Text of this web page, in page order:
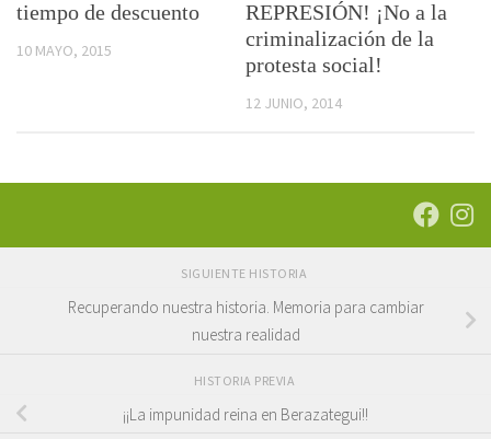
tiempo de descuento
10 MAYO, 2015
REPRESIÓN! ¡No a la
criminalización de la
protesta social!
12 JUNIO, 2014
SIGUIENTE HISTORIA
Recuperando nuestra historia. Memoria para cambiar
nuestra realidad
HISTORIA PREVIA
¡¡La impunidad reina en Berazategui!!